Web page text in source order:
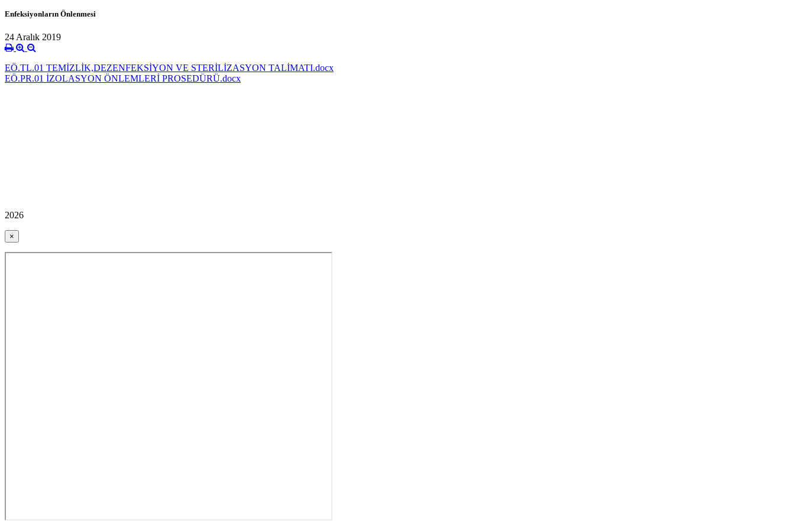
Enfeksiyonların Önlenmesi
24 Aralık 2019
EÖ.TL.01 TEMİZLİK,DEZENFEKSİYON VE STERİLİZASYON TALİMATI.docx
EÖ.PR.01 İZOLASYON ÖNLEMLERİ PROSEDÜRÜ.docx
2026
×